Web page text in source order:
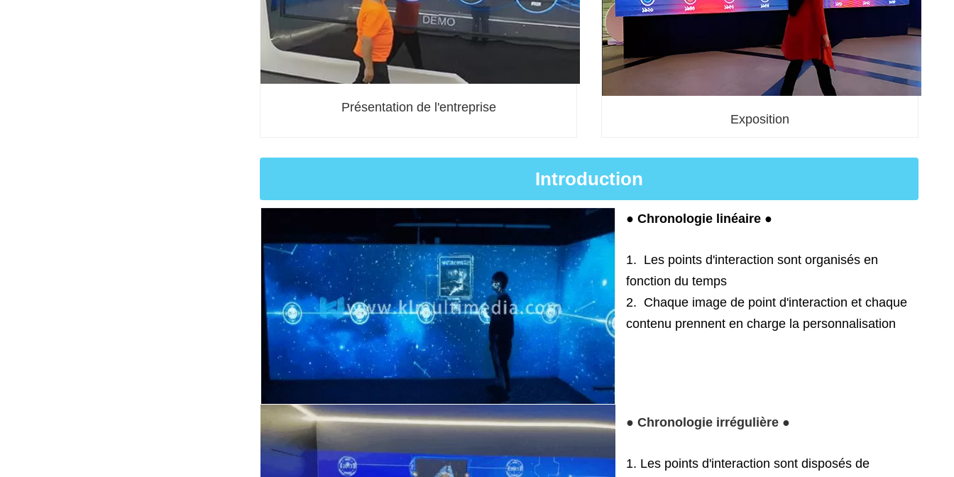
Présentation de l'entreprise
Exposition
Introduction
● Chronologie linéaire ●
1. Les points d'interaction sont organisés en
fonction du temps
2. Chaque image de point d'interaction et chaque
contenu prennent en charge la personnalisation
● Chronologie irrégulière ●
1. Les points d'interaction sont disposés de